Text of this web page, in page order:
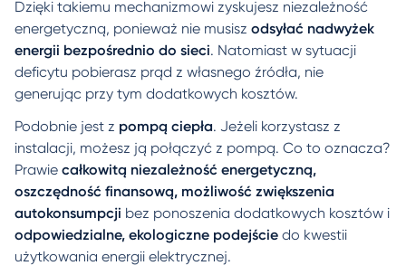
Dzięki takiemu mechanizmowi zyskujesz niezależność
energetyczną, ponieważ nie musisz odsyłać nadwyżek
energii bezpośrednio do sieci. Natomiast w sytuacji
deficytu pobierasz prąd z własnego źródła, nie
generując przy tym dodatkowych kosztów.
Podobnie jest z pompą ciepła. Jeżeli korzystasz z
instalacji, możesz ją połączyć z pompą. Co to oznacza?
Prawie całkowitą niezależność energetyczną,
oszczędność finansową, możliwość zwiększenia
autokonsumpcji bez ponoszenia dodatkowych kosztów i
odpowiedzialne, ekologiczne podejście do kwestii
użytkowania energii elektrycznej.